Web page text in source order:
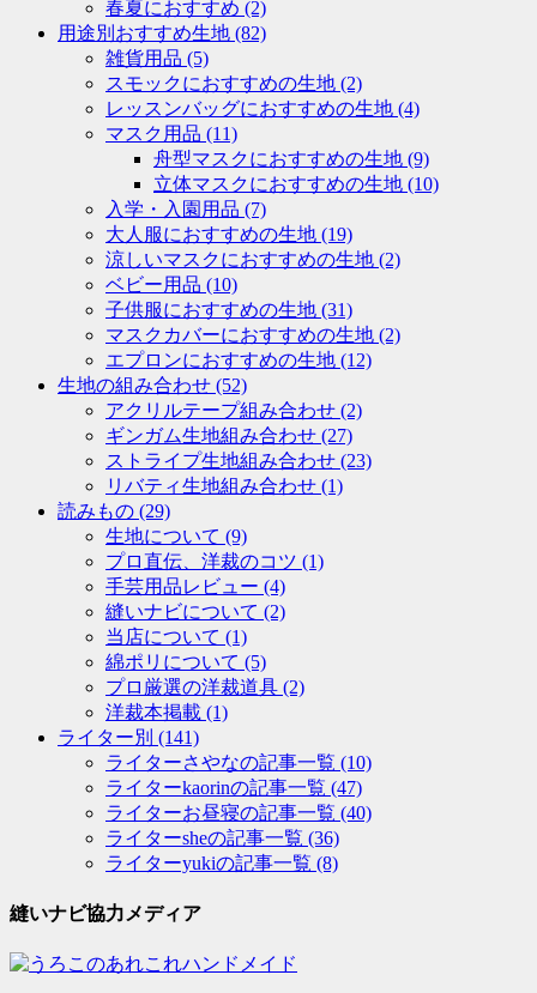
春夏におすすめ (2)
用途別おすすめ生地 (82)
雑貨用品 (5)
スモックにおすすめの生地 (2)
レッスンバッグにおすすめの生地 (4)
マスク用品 (11)
舟型マスクにおすすめの生地 (9)
立体マスクにおすすめの生地 (10)
入学・入園用品 (7)
大人服におすすめの生地 (19)
涼しいマスクにおすすめの生地 (2)
ベビー用品 (10)
子供服におすすめの生地 (31)
マスクカバーにおすすめの生地 (2)
エプロンにおすすめの生地 (12)
生地の組み合わせ (52)
アクリルテープ組み合わせ (2)
ギンガム生地組み合わせ (27)
ストライプ生地組み合わせ (23)
リバティ生地組み合わせ (1)
読みもの (29)
生地について (9)
プロ直伝、洋裁のコツ (1)
手芸用品レビュー (4)
縫いナビについて (2)
当店について (1)
綿ポリについて (5)
プロ厳選の洋裁道具 (2)
洋裁本掲載 (1)
ライター別 (141)
ライターさやなの記事一覧 (10)
ライターkaorinの記事一覧 (47)
ライターお昼寝の記事一覧 (40)
ライターsheの記事一覧 (36)
ライターyukiの記事一覧 (8)
縫いナビ協力メディア